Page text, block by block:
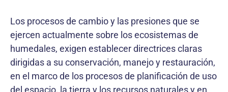
Los procesos de cambio y las presiones que se
ejercen actualmente sobre los ecosistemas de
humedales, exigen establecer directrices claras
dirigidas a su conservación, manejo y restauración,
en el marco de los procesos de planificación de uso
del espacio, la tierra y los recursos naturales y en